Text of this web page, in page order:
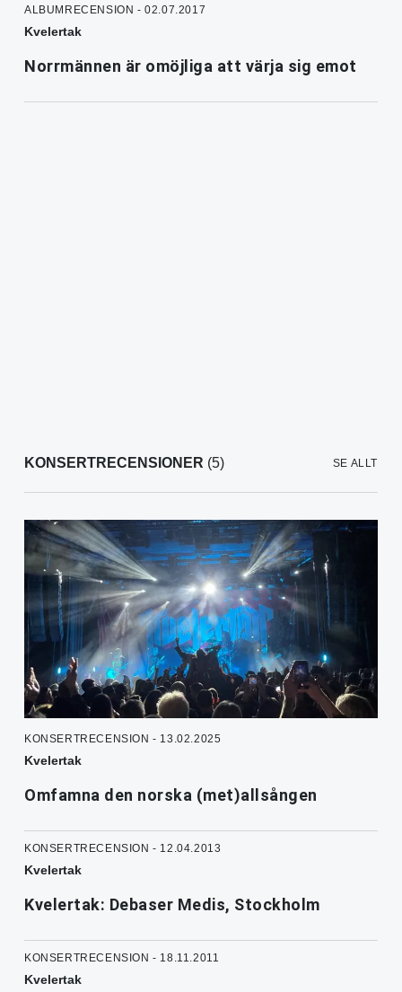
ALBUMRECENSION - 02.07.2017
Kvelertak
Norrmännen är omöjliga att värja sig emot
KONSERTRECENSIONER (5) SE ALLT
KONSERTRECENSION - 13.02.2025
Kvelertak
Omfamna den norska (met)allsången
KONSERTRECENSION - 12.04.2013
Kvelertak
Kvelertak: Debaser Medis, Stockholm
KONSERTRECENSION - 18.11.2011
Kvelertak